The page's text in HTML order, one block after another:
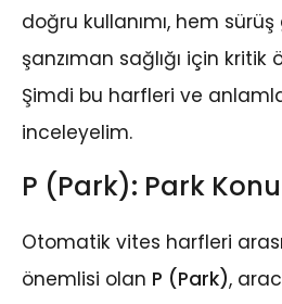
doğru kullanımı, hem
şanzıman sağlığı için
Şimdi bu harfleri ve
inceleyelim.
P (Park): Park
Otomatik vites harfleri
önemlisi olan P (Park),